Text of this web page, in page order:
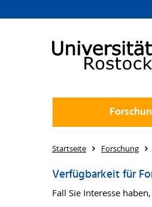
Startseite Forschung
Verfügbarkeit für
Fall Sie Interesse